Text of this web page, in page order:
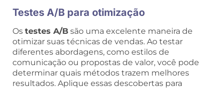
Testes A/B para otimização
Os testes A/B são uma excelente maneira de
otimizar suas técnicas de vendas. Ao testar
diferentes abordagens, como estilos de
comunicação ou propostas de valor, você pode
determinar quais métodos trazem melhores
resultados. Aplique essas descobertas para